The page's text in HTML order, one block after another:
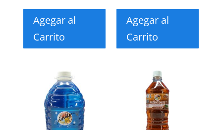
Agegar al
Carrito
Agegar al
Carrito